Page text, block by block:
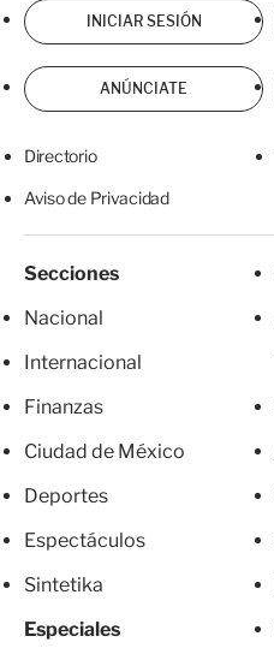
INICIAR SESIÓN
ANÚNCIATE
Directorio
Aviso de Privacidad
Secciones
Nacional
Internacional
Finanzas
Ciudad de México
Deportes
Espectáculos
Sintetika
Especiales